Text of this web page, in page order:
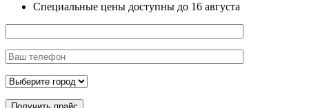
Специальные цены доступны до 16 августа